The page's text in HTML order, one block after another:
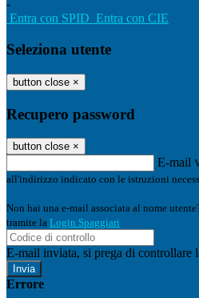
-
Entra con SPID Entra con CIE
Seleziona utente
button close ×
Recupero password
button close ×
E-mail
all'indirizzo indicato con le istruzioni
Non hai una e-mail associata al nome
tramite la Login Spaggiari
E-mail inviata, si prega di controllare
Errore